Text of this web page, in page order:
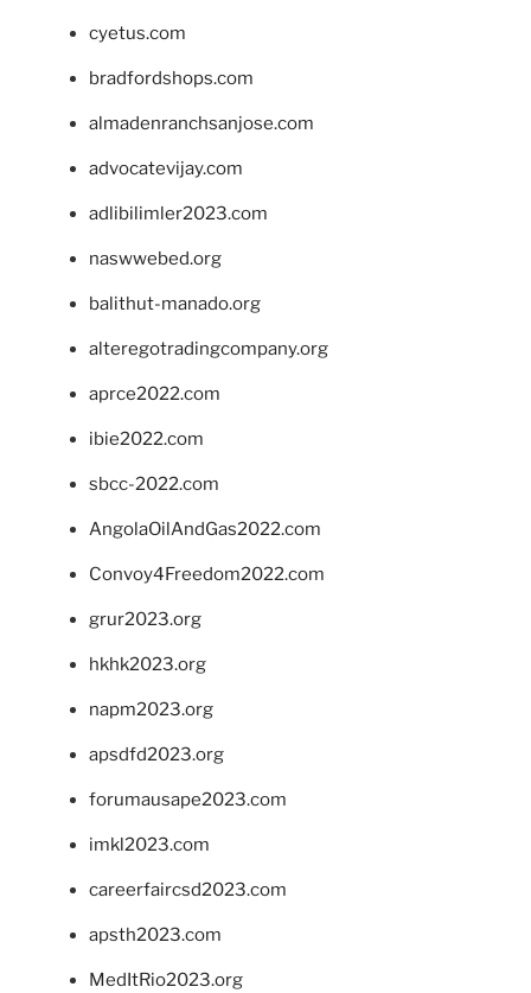
cyetus.com
bradfordshops.com
almadenranchsanjose.com
advocatevijay.com
adlibilimler2023.com
naswwebed.org
balithut-manado.org
alteregotradingcompany.org
aprce2022.com
ibie2022.com
sbcc-2022.com
AngolaOilAndGas2022.com
Convoy4Freedom2022.com
grur2023.org
hkhk2023.org
napm2023.org
apsdfd2023.org
forumausape2023.com
imkl2023.com
careerfaircsd2023.com
apsth2023.com
MedItRio2023.org